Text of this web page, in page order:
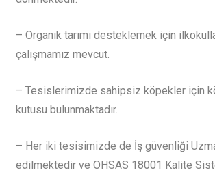
– Organik tarımı desteklemek için
çalışmamız mevcut.
– Tesislerimizde sahipsiz köpekler için
kutusu bulunmaktadır.
– Her iki tesisimizde de İş güvenliği
edilmektedir ve OHSAS 18001 Kalite